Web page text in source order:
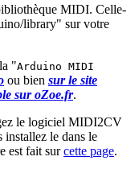
MIDI. Celle-
library" sur votre
"Arduino MIDI
ou bien sur le site
sur oZoe.fr.
le logiciel MIDI2CV
installez le dans le
est fait surcette page.